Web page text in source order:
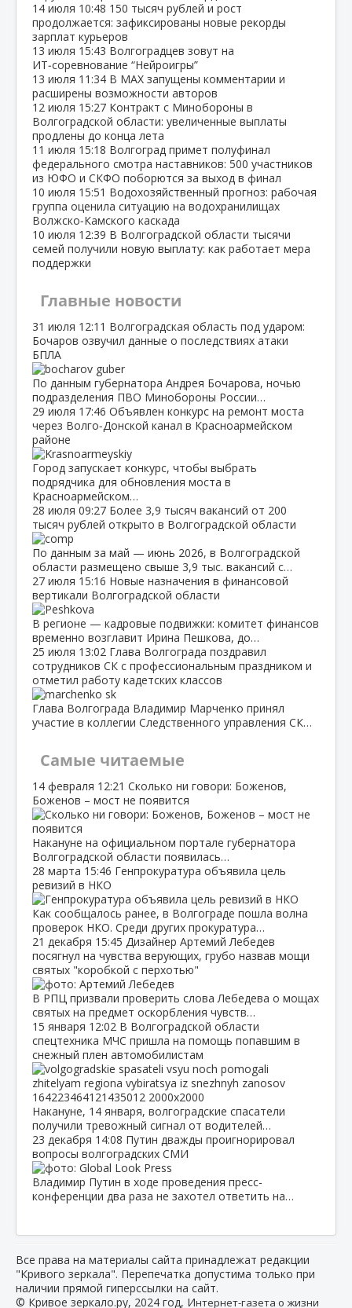
14 июля 10:48 150 тысяч рублей и рост
продолжается: зафиксированы новые рекорды
зарплат курьеров
13 июля 15:43 Волгоградцев зовут на
ИТ‑соревнование “Нейроигры”
13 июля 11:34 В МАХ запущены комментарии и
расширены возможности авторов
12 июля 15:27 Контракт с Минобороны в
Волгоградской области: увеличенные выплаты
продлены до конца лета
11 июля 15:18 Волгоград примет полуфинал
федерального смотра наставников: 500 участников
из ЮФО и СКФО поборются за выход в финал
10 июля 15:51 Водохозяйственный прогноз: рабочая
группа оценила ситуацию на водохранилищах
Волжско‑Камского каскада
10 июля 12:39 В Волгоградской области тысячи
семей получили новую выплату: как работает мера
поддержки
Главные новости
31 июля 12:11 Волгоградская область под ударом:
Бочаров озвучил данные о последствиях атаки
БПЛА
По данным губернатора Андрея Бочарова, ночью
подразделения ПВО Минобороны России…
29 июля 17:46 Объявлен конкурс на ремонт моста
через Волго‑Донской канал в Красноармейском
районе
Город запускает конкурс, чтобы выбрать
подрядчика для обновления моста в
Красноармейском…
28 июля 09:27 Более 3,9 тысяч вакансий от 200
тысяч рублей открыто в Волгоградской области
По данным за май — июнь 2026, в Волгоградской
области размещено свыше 3,9 тыс. вакансий с…
27 июля 15:16 Новые назначения в финансовой
вертикали Волгоградской области
В регионе — кадровые подвижки: комитет финансов
временно возглавит Ирина Пешкова, до…
25 июля 13:02 Глава Волгограда поздравил
сотрудников СК с профессиональным праздником и
отметил работу кадетских классов
Глава Волгограда Владимир Марченко принял
участие в коллегии Следственного управления СК…
Самые читаемые
14 февраля 12:21 Сколько ни говори: Боженов,
Боженов – мост не появится
Накануне на официальном портале губернатора
Волгоградской области появилась…
28 марта 15:46 Генпрокуратура объявила цель
ревизий в НКО
Как сообщалось ранее, в Волгограде пошла волна
проверок НКО. Среди других прокуратура…
21 декабря 15:45 Дизайнер Артемий Лебедев
посягнул на чувства верующих, грубо назвав мощи
святых "коробкой с перхотью"
В РПЦ призвали проверить слова Лебедева о мощах
святых на предмет оскорбления чувств…
15 января 12:02 В Волгоградской области
спецтехника МЧС пришла на помощь попавшим в
снежный плен автомобилистам
Накануне, 14 января, волгоградские спасатели
получили тревожный сигнал от водителей…
23 декабря 14:08 Путин дважды проигнорировал
вопросы волгоградских СМИ
Владимир Путин в ходе проведения пресс-
конференции два раза не захотел ответить на…
Все права на материалы сайта принадлежат редакции
"Кривого зеркала". Перепечатка допустима только при
наличии прямой гиперссылки на сайт.
© Кривое зеркало.ру, 2024 год, Интернет-газета о жизни